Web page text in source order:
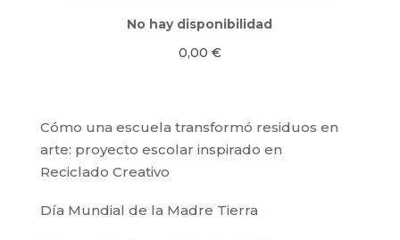
No hay disponibilidad
0,00 €
Cómo una escuela transformó residuos en
arte: proyecto escolar inspirado en
Reciclado Creativo
Día Mundial de la Madre Tierra